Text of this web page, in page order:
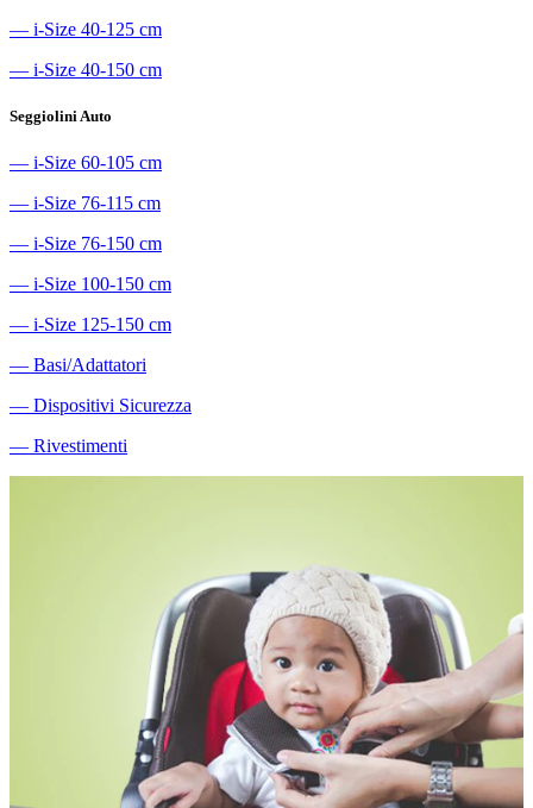
― i-Size 40-125 cm
― i-Size 40-150 cm
Seggiolini Auto
― i-Size 60-105 cm
― i-Size 76-115 cm
― i-Size 76-150 cm
― i-Size 100-150 cm
― i-Size 125-150 cm
― Basi/Adattatori
― Dispositivi Sicurezza
― Rivestimenti